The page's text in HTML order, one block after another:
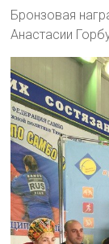
Бронзовая
Анастасии